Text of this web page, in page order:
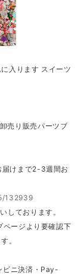
入ります スイーツ
売り販売パーツブ
届けまで2-3週間お
132939
しております。
ージより要確認下
。
ビニ決済・Pay-